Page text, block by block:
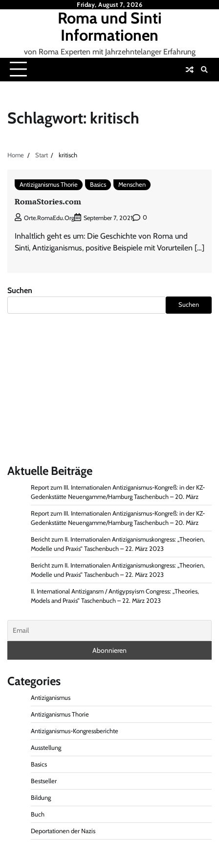
Friday, August 7, 2026
Roma und Sinti
Informationen
von Roma Experten mit Jahrzehntelanger Erfahrung
Schlagwort: kritisch
Home Start kritisch
Antiziganismus Thorie Basics Menschen
RomaStories.com
Orte.RomaEdu.org September 7, 2021 0
Inhaltlich geht es um: Die Geschichte von Roma und
Sinti, Antiziganismus, positive Beispiele mit Vorurteilen […]
Suchen
Suchen
Aktuelle Beiträge
Report zum III. Internationalen Antiziganismus-Kongreß: in der KZ-
Gedenkstätte Neuengamme/Hamburg Taschenbuch – 20. März
Report zum III. Internationalen Antiziganismus-Kongreß: in der KZ-
Gedenkstätte Neuengamme/Hamburg Taschenbuch – 20. März
Bericht zum II. Internationalen Antiziganismuskongress: „Theorien,
Modelle und Praxis“ Taschenbuch – 22. März 2023
Bericht zum II. Internationalen Antiziganismuskongress: „Theorien,
Modelle und Praxis“ Taschenbuch – 22. März 2023
II. International Antizigansm / Antigypsyism Congress: „Theories,
Models and Praxis“ Taschenbuch – 22. März 2023
Categories
Antiziganismus
Antiziganismus Thorie
Antiziganismus-Kongressberichte
Ausstellung
Basics
Bestseller
Bildung
Buch
Deportationen der Nazis